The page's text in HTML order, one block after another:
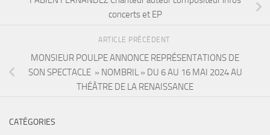
concerts et EP
ARTICLE PRÉCÉDENT
MONSIEUR POULPE ANNONCE REPRÉSENTATIONS DE
SON SPECTACLE » NOMBRIL » DU 6 AU 16 MAI 2024 AU
THÉÂTRE DE LA RENAISSANCE
CATÉGORIES